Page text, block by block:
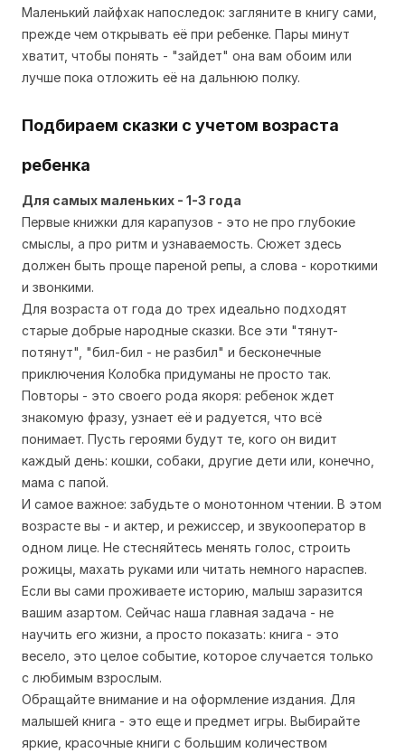
Маленький лайфхак напоследок: загляните в книгу сами,
прежде чем открывать её при ребенке. Пары минут
хватит, чтобы понять - "зайдет" она вам обоим или
лучше пока отложить её на дальнюю полку.
Подбираем сказки с учетом возраста
ребенка
Для самых маленьких - 1-3 года
Первые книжки для карапузов - это не про глубокие
смыслы, а про ритм и узнаваемость. Сюжет здесь
должен быть проще пареной репы, а слова - короткими
и звонкими.
Для возраста от года до трех идеально подходят
старые добрые народные сказки. Все эти "тянут-
потянут", "бил-бил - не разбил" и бесконечные
приключения Колобка придуманы не просто так.
Повторы - это своего рода якоря: ребенок ждет
знакомую фразу, узнает её и радуется, что всё
понимает. Пусть героями будут те, кого он видит
каждый день: кошки, собаки, другие дети или, конечно,
мама с папой.
И самое важное: забудьте о монотонном чтении. В этом
возрасте вы - и актер, и режиссер, и звукооператор в
одном лице. Не стесняйтесь менять голос, строить
рожицы, махать руками или читать немного нараспев.
Если вы сами проживаете историю, малыш заразится
вашим азартом. Сейчас наша главная задача - не
научить его жизни, а просто показать: книга - это
весело, это целое событие, которое случается только
с любимым взрослым.
Обращайте внимание и на оформление издания. Для
малышей книга - это еще и предмет игры. Выбирайте
яркие, красочные книги с большим количеством